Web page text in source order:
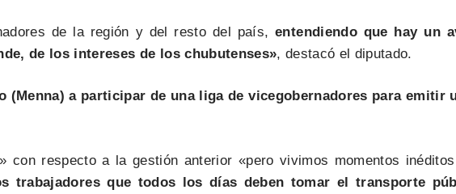
de la región y del resto del país,entendiendo que hay un
de los intereses de los chubutenses», destacó el diputado.
(Menna) a participar de una liga de vicegobernadores para emitir
con respecto a la gestión anterior «pero vivimos momentos
trabajadores que todos los días deben tomar el transporte